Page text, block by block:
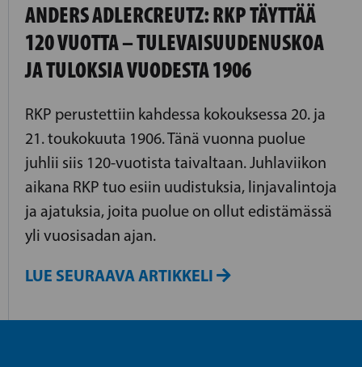
ANDERS ADLERCREUTZ: RKP TÄYTTÄÄ
120 VUOTTA – TULEVAISUUDENUSKOA
JA TULOKSIA VUODESTA 1906
RKP perustettiin kahdessa kokouksessa 20. ja
21. toukokuuta 1906. Tänä vuonna puolue
juhlii siis 120-vuotista taivaltaan. Juhlaviikon
aikana RKP tuo esiin uudistuksia, linjavalintoja
ja ajatuksia, joita puolue on ollut edistämässä
yli vuosisadan ajan.
LUE SEURAAVA ARTIKKELI